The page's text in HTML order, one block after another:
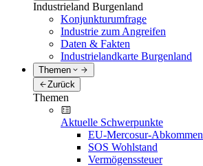
Industrieland Burgenland
Konjunkturumfrage
Industrie zum Angreifen
Daten & Fakten
Industrielandkarte Burgenland
Themen
Zurück
Themen
Aktuelle Schwerpunkte
EU-Mercosur-Abkommen
SOS Wohlstand
Vermögenssteuer